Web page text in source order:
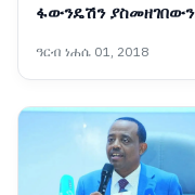
ፋውንዴሽን ያስመዘገበውን
ፊልድ ማርሻል ብርሃኑ ጁላ
ዓርብ ነሐሴ 01, 2018